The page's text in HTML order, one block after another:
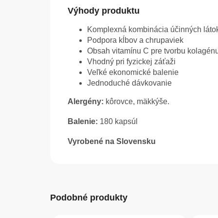
Výhody produktu
Komplexná kombinácia účinných
Podpora kĺbov a chrupaviek
Obsah vitamínu C pre tvorbu
Vhodný pri fyzickej záťaži
Veľké ekonomické balenie
Jednoduché dávkovanie
Alergény: kôrovce, mäkkýše.
Balenie: 180 kapsúl
Vyrobené na Slovensku
Podobné produkty